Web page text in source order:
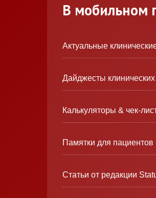
В мобильном
Актуальные
Дайджесты
Калькуляторы & чек-
Памятки для пациентов
Статьи от редакции